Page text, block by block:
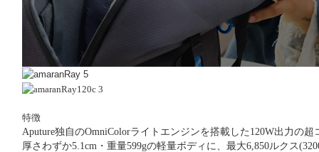
特徴
Aputure独自のOmniColorライトエンジンを搭載した 120W出力の超
厚さわずか5.1cm ・重量599gの軽量ボディに、最大6,850ルクス